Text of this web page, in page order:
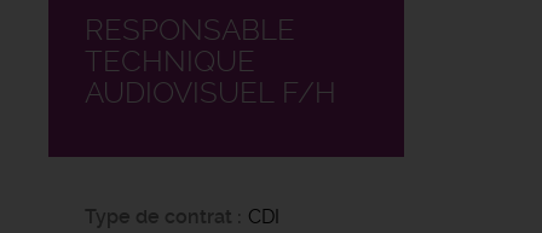
RESPONSABLE
TECHNIQUE
AUDIOVISUEL F/H
Type de contrat
CDI